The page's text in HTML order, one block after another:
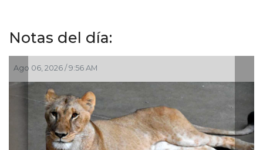
Notas del día:
2026 / 9:56 AM